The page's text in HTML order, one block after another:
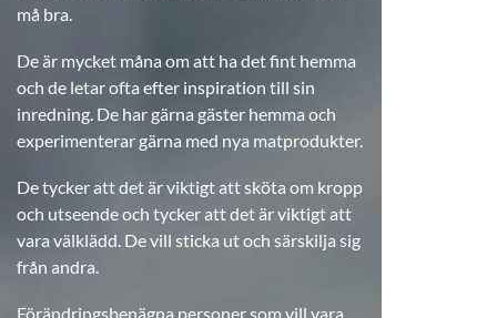
må bra.
De är mycket måna om att ha det fint hemma
och de letar ofta efter inspiration till sin
inredning. De har gärna gäster hemma och
experimenterar gärna med nya matprodukter.
De tycker att det är viktigt att sköta om kropp
och utseende och tycker att det är viktigt att
vara välklädd. De vill sticka ut och särskilja sig
från andra.
Förändringsbenägna personer som vill vara